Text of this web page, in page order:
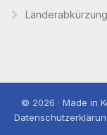
© 2026 · Made in